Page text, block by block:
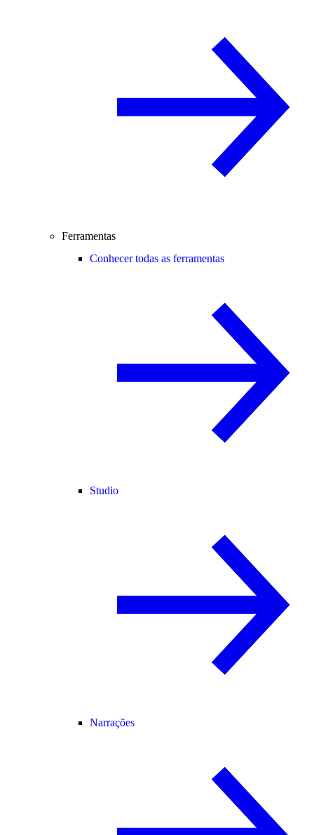
Ferramentas
Conhecer todas as ferramentas
Studio
Narrações